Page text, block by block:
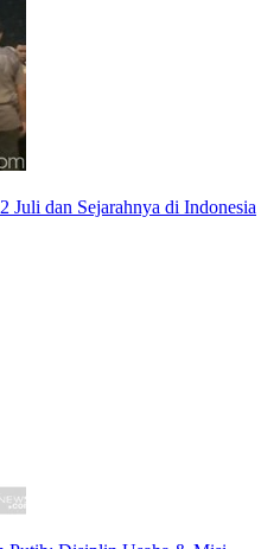
Juli dan Sejarahnya di Indonesia